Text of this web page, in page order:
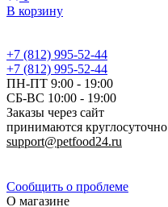
В корзину
+7 (812) 995-52-44
+7 (812) 995-52-44
ПН-ПТ 9:00 - 19:00
СБ-ВС 10:00 - 19:00
Заказы через сайт
принимаются круглосуточно
support@petfood24.ru
Сообщить о проблеме
О магазине